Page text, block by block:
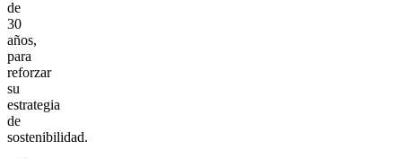
de
30
años,
para
reforzar
su
estrategia
de
sostenibilidad.